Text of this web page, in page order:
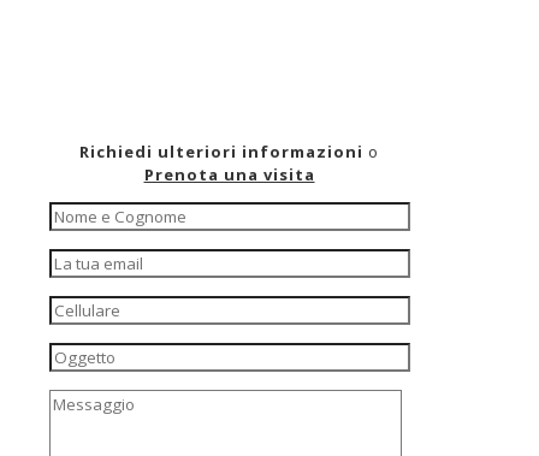
Richiedi ulteriori informazioni o
Prenota una visita